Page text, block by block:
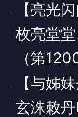
【亮光
枚亮堂
（第
【与姊
玄洙敕